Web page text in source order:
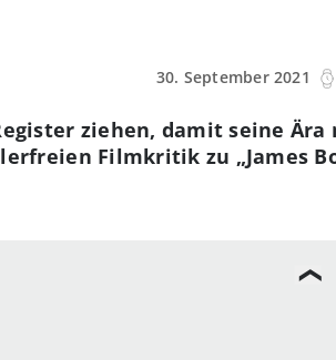
30. September 2021
ziehen, damit seine Ära
Filmkritik zu „James